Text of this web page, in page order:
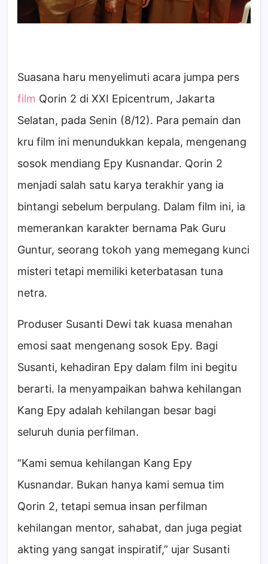
Suasana haru menyelimuti acara jumpa pers
film Qorin 2 di XXI Epicentrum, Jakarta
Selatan, pada Senin (8/12). Para pemain dan
kru film ini menundukkan kepala, mengenang
sosok mendiang Epy Kusnandar. Qorin 2
menjadi salah satu karya terakhir yang ia
bintangi sebelum berpulang. Dalam film ini, ia
memerankan karakter bernama Pak Guru
Guntur, seorang tokoh yang memegang kunci
misteri tetapi memiliki keterbatasan tuna
netra.
Produser Susanti Dewi tak kuasa menahan
emosi saat mengenang sosok Epy. Bagi
Susanti, kehadiran Epy dalam film ini begitu
berarti. Ia menyampaikan bahwa kehilangan
Kang Epy adalah kehilangan besar bagi
seluruh dunia perfilman.
“Kami semua kehilangan Kang Epy
Kusnandar. Bukan hanya kami semua tim
Qorin 2, tetapi semua insan perfilman
kehilangan mentor, sahabat, dan juga pegiat
akting yang sangat inspiratif,” ujar Susanti